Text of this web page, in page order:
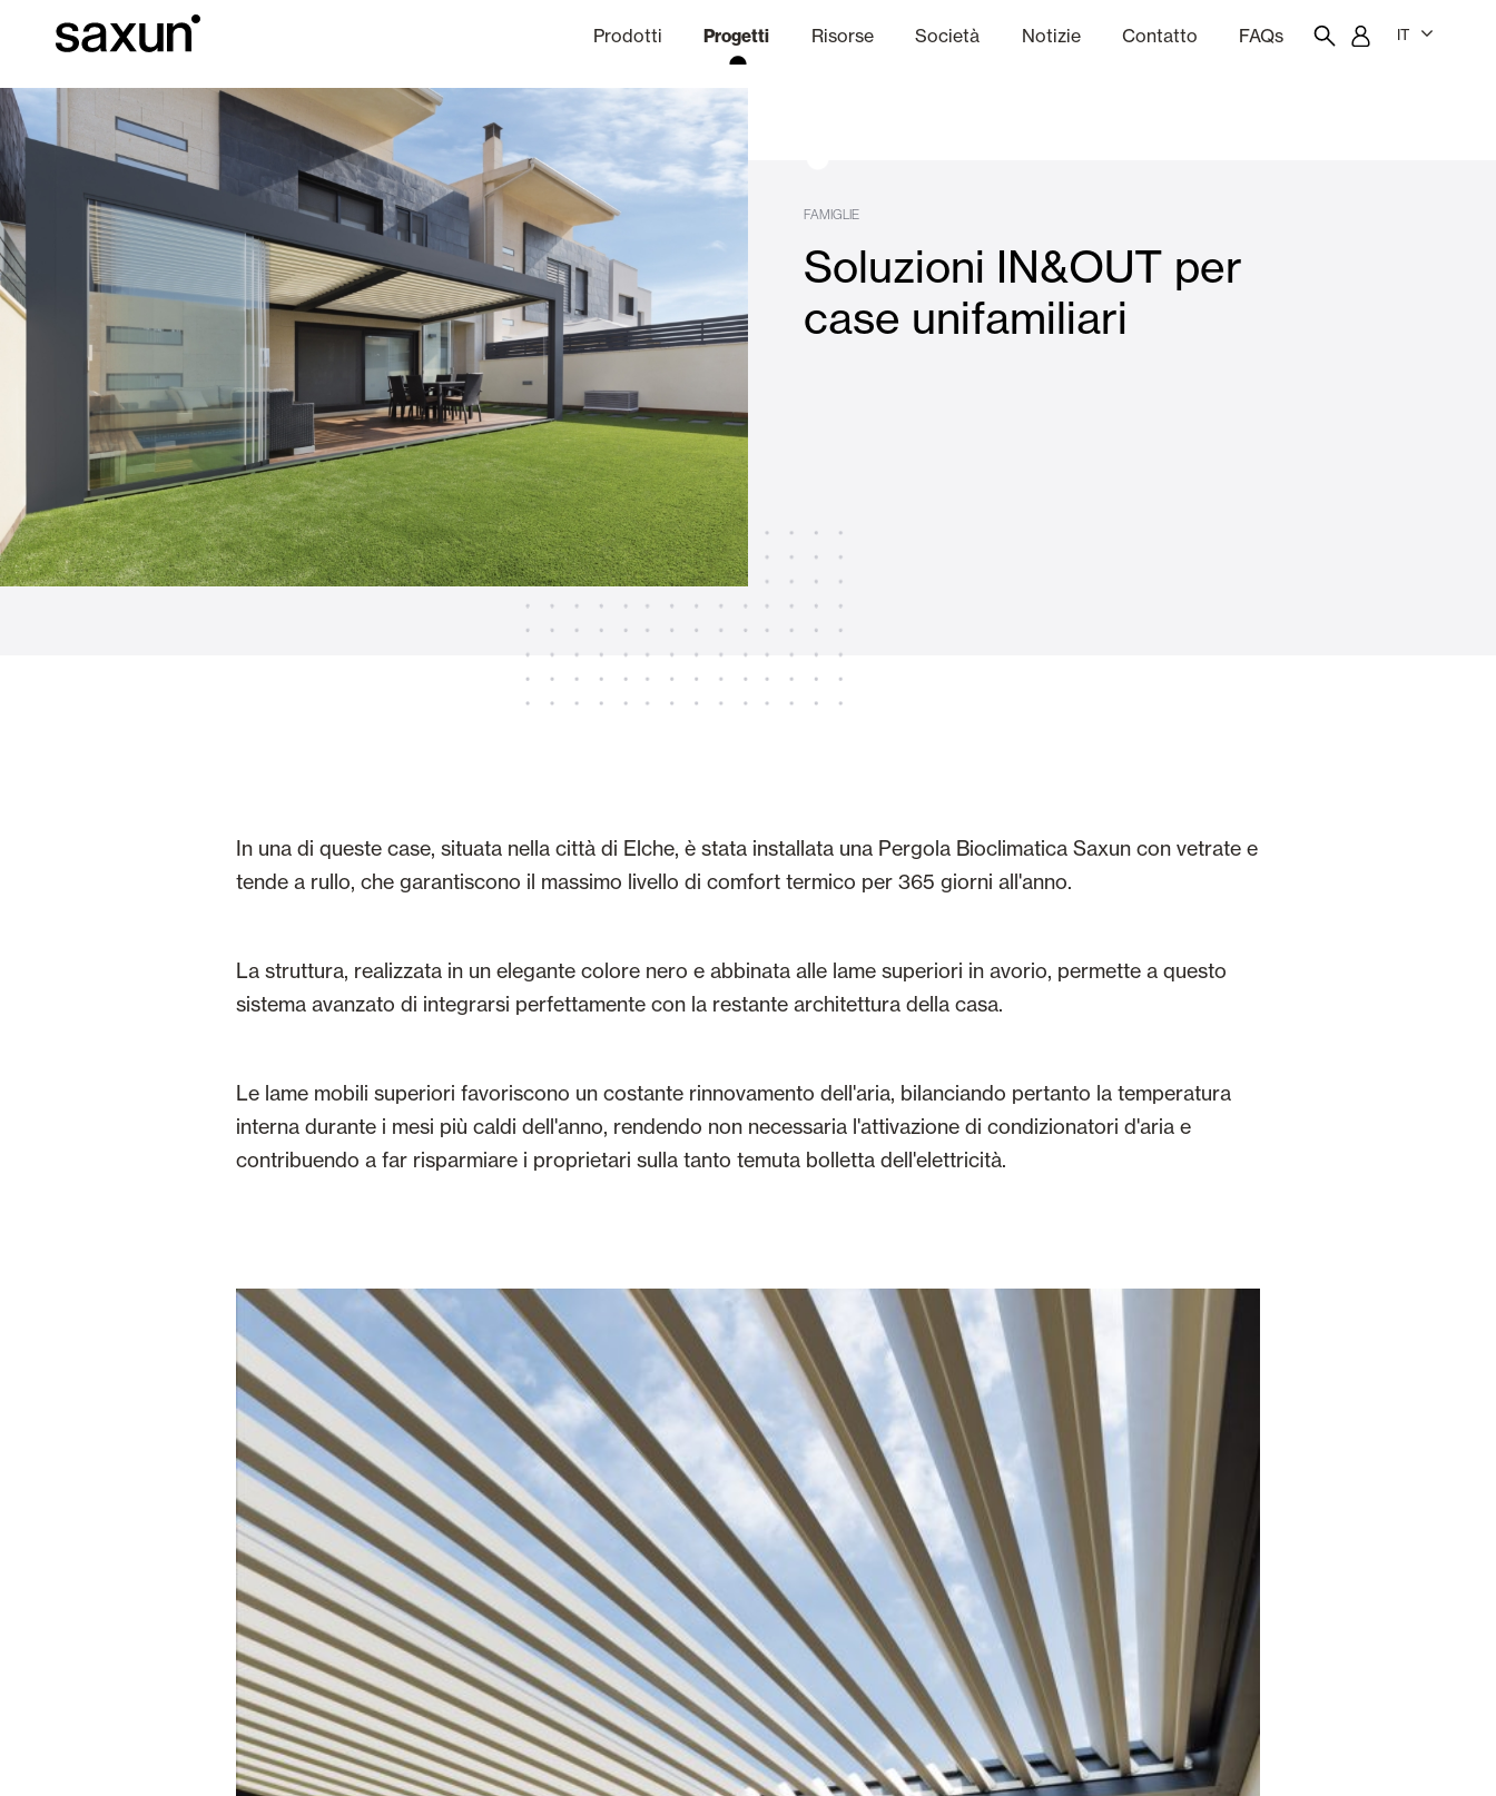
Prodotti
Cassonetti e Tapparelle Avvolgibili Pergole Bioclimatiche Tende interne
Vetrate Alicantinas e Tende a Stringhe Tende Esterne
VEDI TUTTI I PRODOTTI
Progetti
Alberghi, ristoranti e caffè Uffici
Risorse
Download Informazioni tecniche Finiture
Società
Chi siamo Canale Etico
Notizie Contatto FAQs IT
FAMIGLIE
Soluzioni IN&OUT per
case unifamiliari
In una di queste case, situata nella città di Elche, è stata installata una Pergola Bioclimatica Saxun con vetrate e
tende a rullo, che garantiscono il massimo livello di comfort termico per 365 giorni all'anno.
La struttura, realizzata in un elegante colore nero e abbinata alle lame superiori in avorio, permette a questo
sistema avanzato di integrarsi perfettamente con la restante architettura della casa.
Le lame mobili superiori favoriscono un costante rinnovamento dell'aria, bilanciando pertanto la temperatura
interna durante i mesi più caldi dell'anno, rendendo non necessaria l'attivazione di condizionatori d'aria e
contribuendo a far risparmiare i proprietari sulla tanto temuta bolletta dell'elettricità.